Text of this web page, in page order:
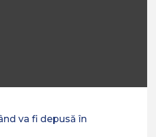
va fi depusă în